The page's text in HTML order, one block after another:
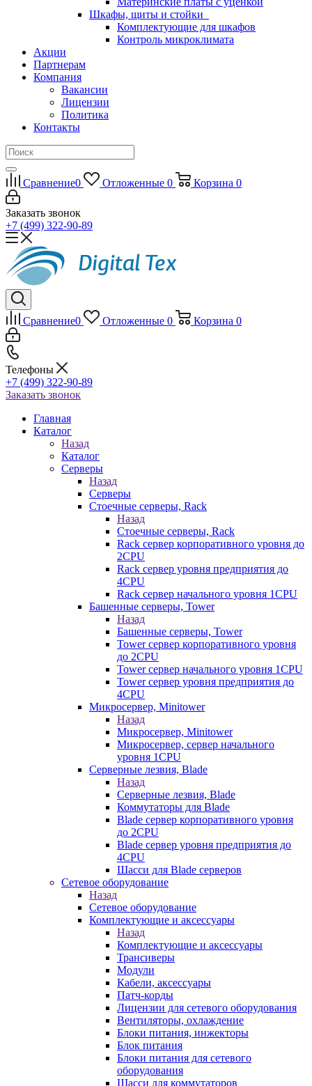
Шкафы, щиты и стойки
Комплектующие для шкафов
Контроль микроклимата
Акции
Партнерам
Компания
Вакансии
Лицензии
Политика
Контакты
Сравнение0 Отложенные 0 Корзина 0
Заказать звонок
+7 (499) 322-90-89
Сравнение0 Отложенные 0 Корзина 0
Телефоны
+7 (499) 322-90-89
Заказать звонок
Главная
Каталог
Назад
Каталог
Серверы
Назад
Серверы
Стоечные серверы, Rack
Назад
Стоечные серверы, Rack
Rack сервер корпоративного уровня до
2CPU
Rack сервер уровня предприятия до
4CPU
Rack сервер начального уровня 1CPU
Башенные серверы, Tower
Назад
Башенные серверы, Tower
Tower сервер корпоративного уровня
до 2CPU
Tower сервер начального уровня 1CPU
Tower сервер уровня предприятия до
4CPU
Микросервер, Minitower
Назад
Микросервер, Minitower
Микросервер, сервер начального
уровня 1CPU
Серверные лезвия, Blade
Назад
Серверные лезвия, Blade
Коммутаторы для Blade
Blade сервер корпоративного уровня
до 2CPU
Blade сервер уровня предприятия до
4CPU
Шасси для Blade серверов
Сетевое оборудование
Назад
Сетевое оборудование
Комплектующие и аксессуары
Назад
Комплектующие и аксессуары
Трансиверы
Модули
Кабели, аксессуары
Патч-корды
Лицензии для сетевого оборудования
Вентиляторы, охлаждение
Блоки питания, инжекторы
Блок питания
Блоки питания для сетевого
оборудования
Шасси для коммутаторов